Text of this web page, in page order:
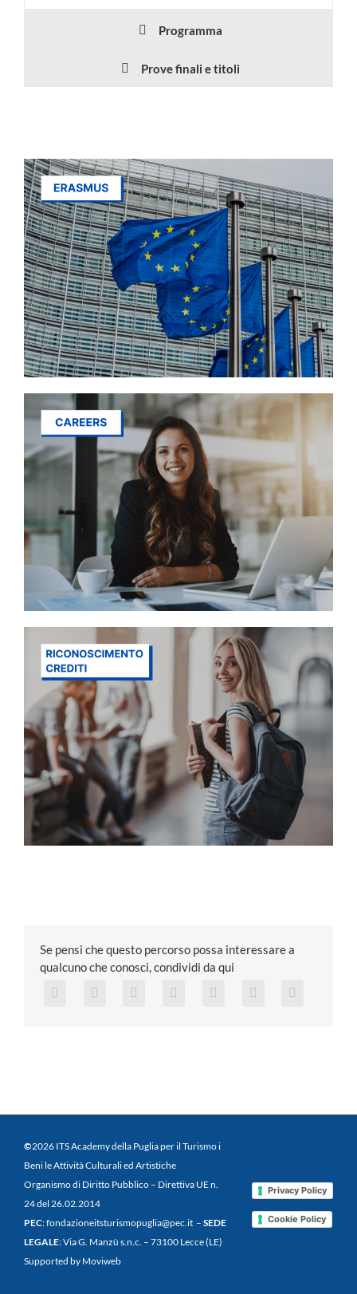
Programma
Prove finali e titoli
Se pensi che questo percorso possa interessare a
qualcuno che conosci, condividi da qui
©2026 ITS Academy della Puglia per il Turismo i
Beni le Attività Culturali ed Artistiche
Organismo di Diritto Pubblico – Direttiva UE n.
24 del 26.02.2014
PEC: fondazioneitsturismopuglia@pec.it – SEDE
LEGALE: Via G. Manzù s.n.c. – 73100 Lecce (LE)
Supported by Moviweb
Privacy Policy
Cookie Policy